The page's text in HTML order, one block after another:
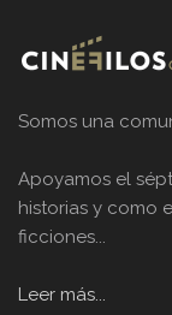
Somos una
Apoyamos el
historias y como
ficciones...
Leer más...